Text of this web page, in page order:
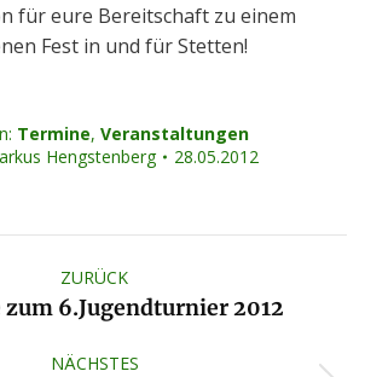
für eure Bereitschaft zu einem
Fest in und für Stetten!
Termine, Veranstaltungen
Hengstenberg 28.05.2012
ZURÜCK
Vorheriger
zum 6.Jugendturnier 2012
NÄCHSTES